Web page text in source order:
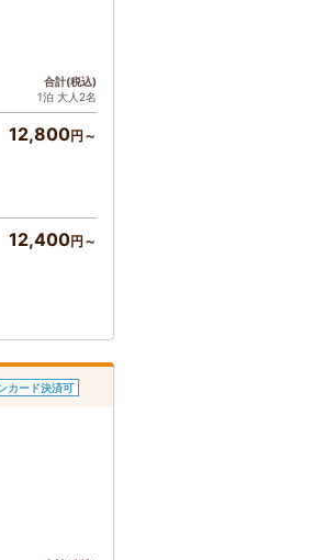
合計(税込)
1泊 大人2名
12,800円～
12,400円～
カード決済可